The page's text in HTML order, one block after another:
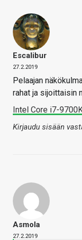
Escalibur
27.2.2019
Pelaajan
rahat ja sijoittaisin
Intel Core i7-
Kirjaudu sisään
Asmola
27.2.2019